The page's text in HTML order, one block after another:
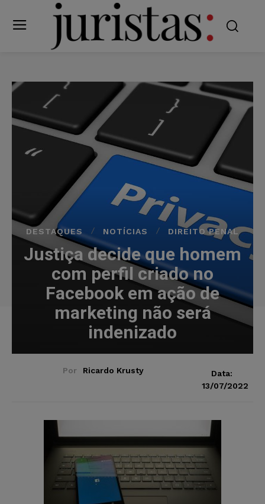
DESTAQUES NOTÍCIAS DIREITO PENAL
Justiça decide que homem
com perfil criado no
Facebook em ação de
marketing não será
indenizado
Por Ricardo Krusty
Data:
13/07/2022